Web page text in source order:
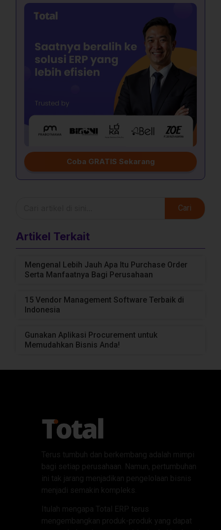
Coba GRATIS Sekarang
Cari
Artikel Terkait
Mengenal Lebih Jauh Apa Itu Purchase Order
Serta Manfaatnya Bagi Perusahaan
15 Vendor Management Software Terbaik di
Indonesia
Gunakan Aplikasi Procurement untuk
Memudahkan Bisnis Anda!
Terus tumbuh dan berkembang adalah mimpi
bagi setiap perusahaan. Namun, pertumbuhan
ini tak jarang menjadikan pengelolaan bisnis
menjadi semakin kompleks.
Itulah mengapa Total ERP terus
mengembangkan produk-produk yang dapat